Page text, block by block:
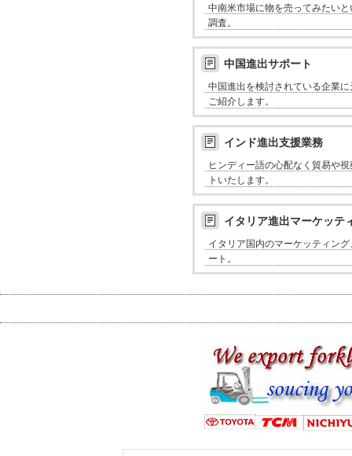
中南米市場に物を売ってみたい
調査。
中国進出サポート
中国進出を検討されている企業
ご紹介します。
インド進出支援業務
ヒンディー語の心配なく貿易や
トいたします。
イタリア進出マーケッテ
イタリア国内のマーケッティン
ート。